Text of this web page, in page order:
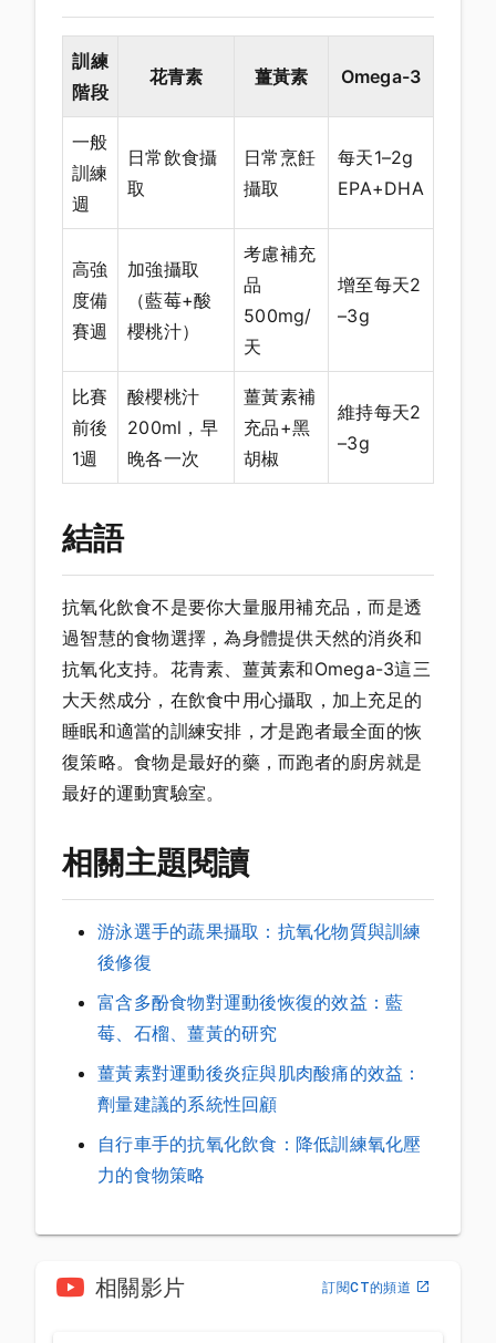
訓練
階段
花青素 薑黃素 Omega-3
一般
訓練
週
日常飲食攝
取
日常烹飪
攝取
每天1–2g
EPA+DHA
高強
度備
賽週
加強攝取
（藍莓+酸
櫻桃汁）
考慮補充
品
500mg/
天
增至每天2
–3g
比賽
前後
1週
酸櫻桃汁
200ml，早
晚各一次
薑黃素補
充品+黑
胡椒
維持每天2
–3g
結語
抗氧化飲食不是要你大量服用補充品，而是透
過智慧的食物選擇，為身體提供天然的消炎和
抗氧化支持。花青素、薑黃素和Omega-3這三
大天然成分，在飲食中用心攝取，加上充足的
睡眠和適當的訓練安排，才是跑者最全面的恢
復策略。食物是最好的藥，而跑者的廚房就是
最好的運動實驗室。
相關主題閱讀
游泳選手的蔬果攝取：抗氧化物質與訓練
後修復
富含多酚食物對運動後恢復的效益：藍
莓、石榴、薑黃的研究
薑黃素對運動後炎症與肌肉酸痛的效益：
劑量建議的系統性回顧
自行車手的抗氧化飲食：降低訓練氧化壓
力的食物策略
相關影片 訂閱CT的頻道